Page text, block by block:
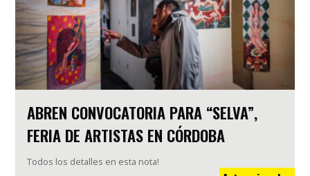
ABREN CONVOCATORIA PARA “SELVA”,
FERIA DE ARTISTAS EN CÓRDOBA
Todos los detalles en esta nota!